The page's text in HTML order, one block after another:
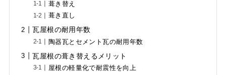
葺き替え
葺き直し
瓦屋根の耐用年数
陶器瓦とセメント瓦の耐用年数
瓦屋根の葺き替えるメリット
屋根の軽量化で耐震性を向上